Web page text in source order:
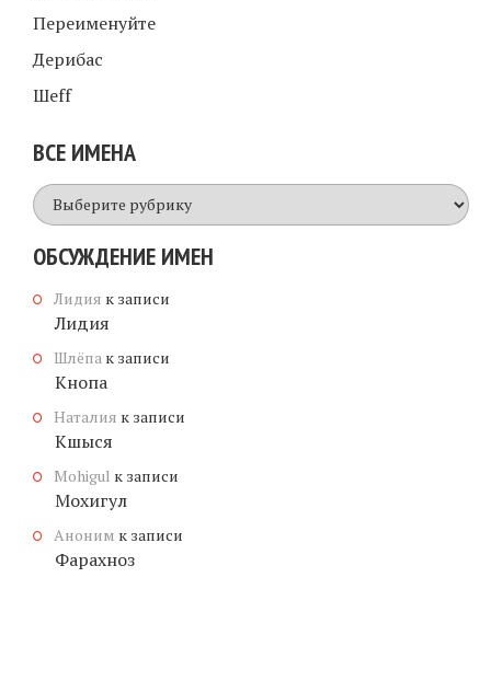
Переименуйте
Дерибас
Шеff
ВСЕ ИМЕНА
Все
имена
ОБСУЖДЕНИЕ ИМЕН
Лидия к записи
Лидия
Шлёпа к записи
Кнопа
Наталия к записи
Кшыся
Mohigul к записи
Мохигул
Аноним к записи
Фарахноз